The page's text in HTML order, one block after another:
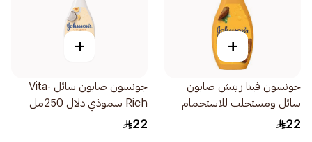
+
جونسون فيتا ريتش صابون
سائل ومستحلب للاستحمام
بزبدة الكاكاو 250مل
22
+
جونسون صابون سائل Vita-
Rich سموذي دلال 250مل
22